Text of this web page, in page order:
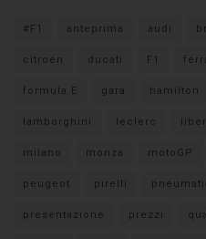
#F1 anteprima audi
citroen ducati F1
formula E gara hamilton
lamborghini leclerc
milano monza motoGP
peugeot pirelli
presentazione prezzi